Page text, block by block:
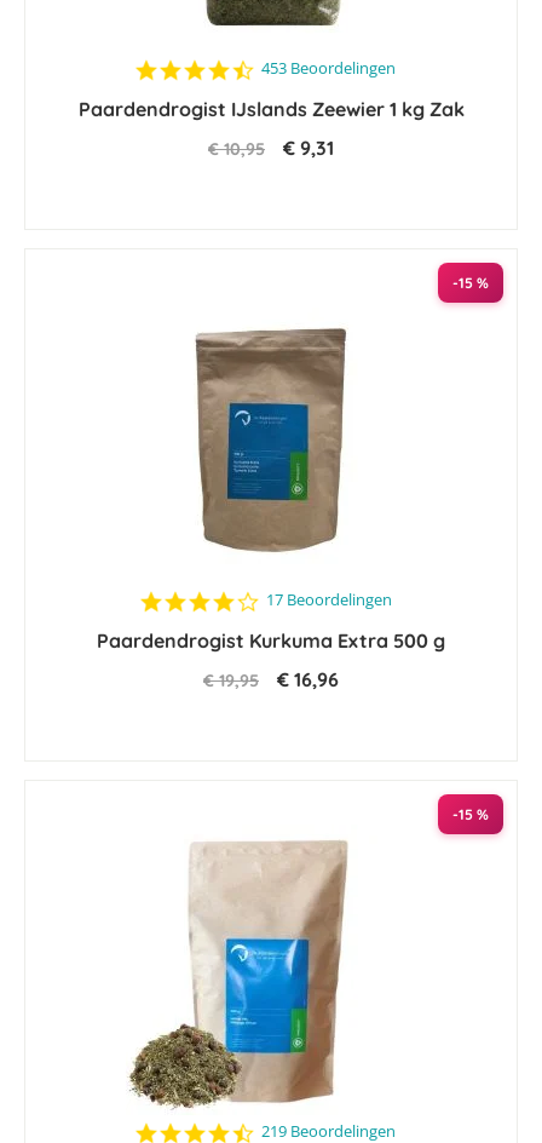
4.5
rating
453 Beoordelingen
Paardendrogist IJslands Zeewier 1 kg Zak
€ 10,95 € 9,31
-15 %
4.2
rating
17 Beoordelingen
Paardendrogist Kurkuma Extra 500 g
€ 19,95 € 16,96
-15 %
4.5
219 Beoordelingen